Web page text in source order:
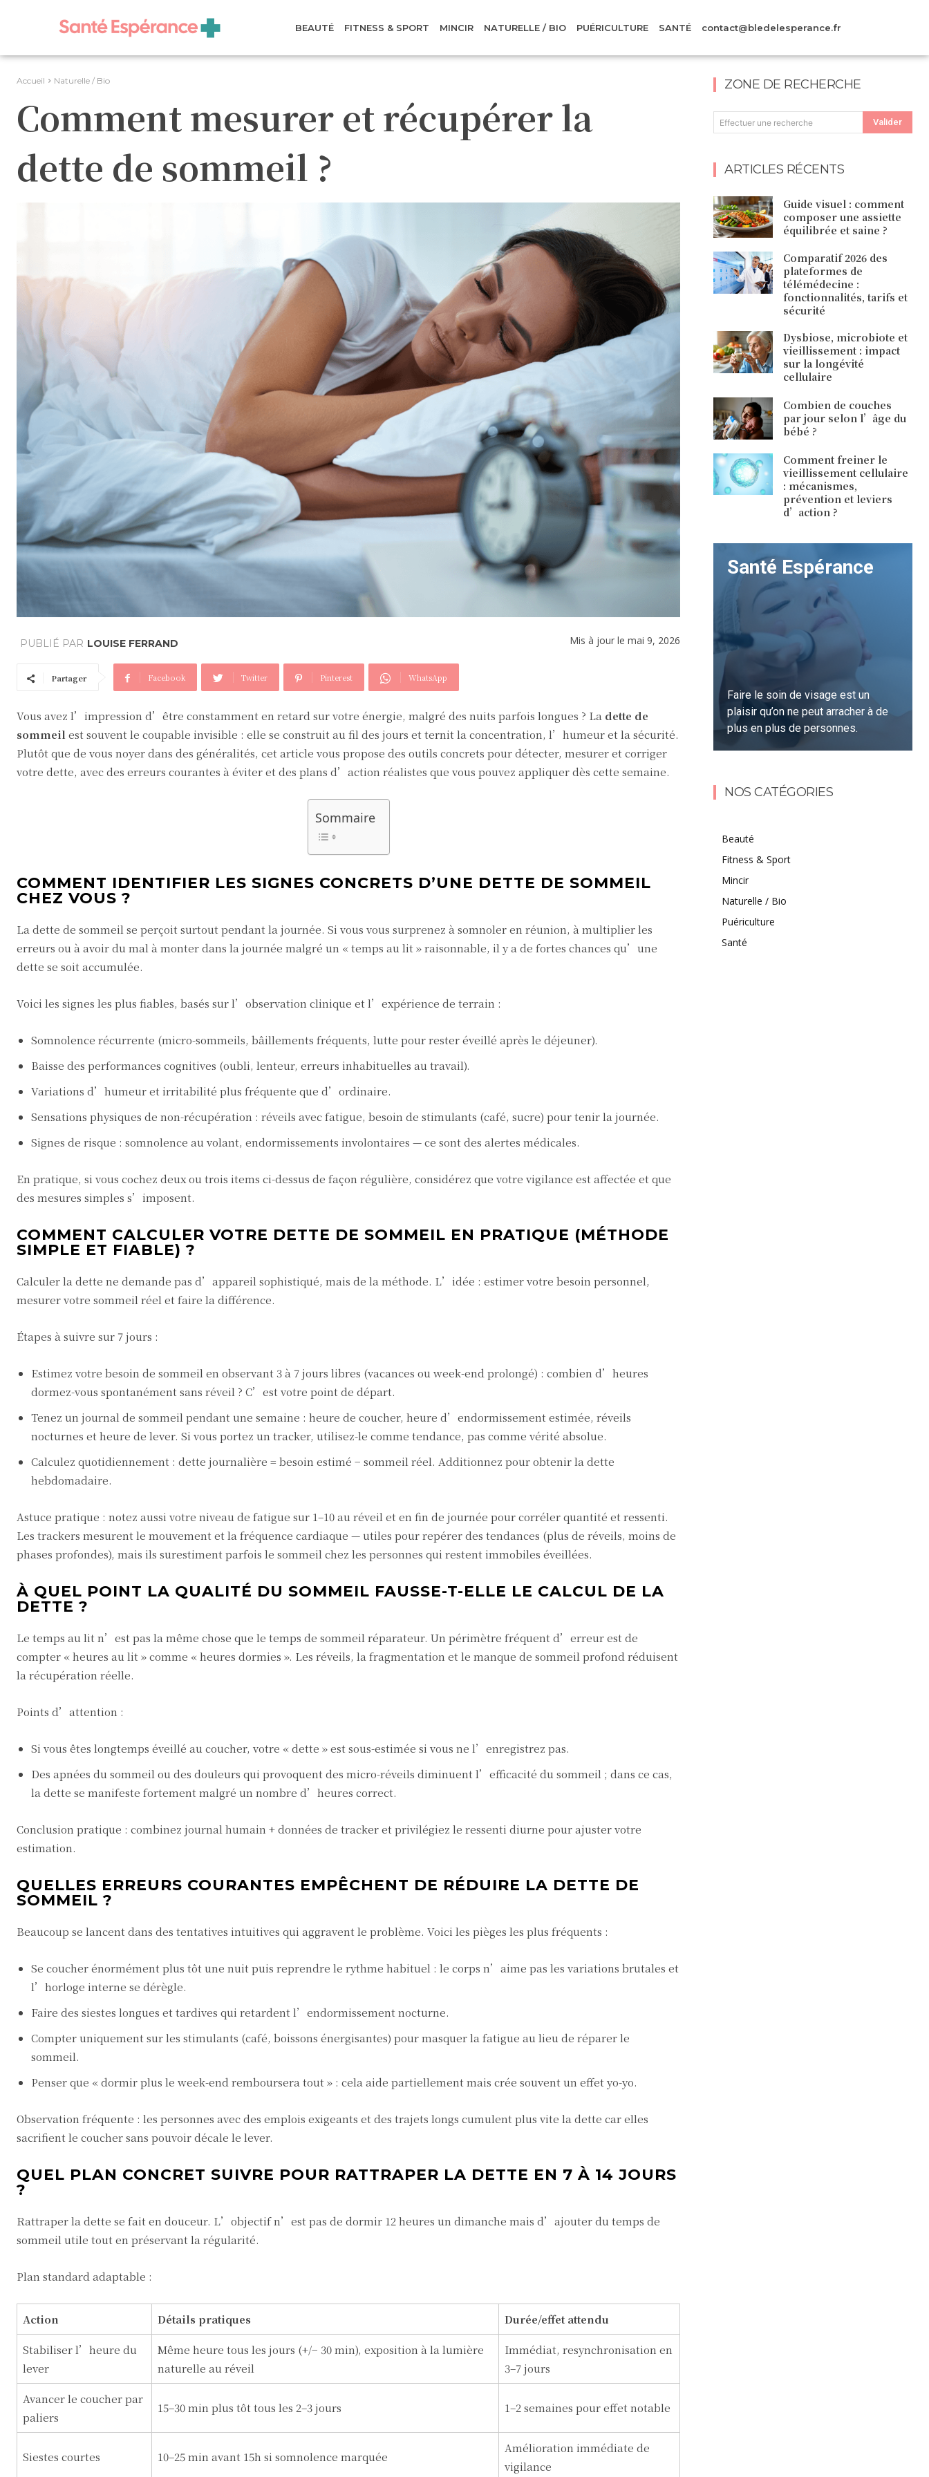
BEAUTÉ FITNESS & SPORT MINCIR NATURELLE / BIO PUÉRICULTURE SANTÉ contact@bledelesperance.fr
Accueil Naturelle / Bio
Comment mesurer et récupérer la
dette de sommeil ?
Mis à jour le mai 9, 2026
PUBLIÉ PAR LOUISE FERRAND
Partager Facebook Twitter Pinterest WhatsApp
Vous avez l’impression d’être constamment en retard sur votre énergie, malgré des nuits parfois longues ? La dette de
sommeil est souvent le coupable invisible : elle se construit au fil des jours et ternit la concentration, l’humeur et la sécurité.
Plutôt que de vous noyer dans des généralités, cet article vous propose des outils concrets pour détecter, mesurer et corriger
votre dette, avec des erreurs courantes à éviter et des plans d’action réalistes que vous pouvez appliquer dès cette semaine.
Sommaire
COMMENT IDENTIFIER LES SIGNES CONCRETS D’UNE DETTE DE SOMMEIL
CHEZ VOUS ?
La dette de sommeil se perçoit surtout pendant la journée. Si vous vous surprenez à somnoler en réunion, à multiplier les
erreurs ou à avoir du mal à monter dans la journée malgré un « temps au lit » raisonnable, il y a de fortes chances qu’une
dette se soit accumulée.
Voici les signes les plus fiables, basés sur l’observation clinique et l’expérience de terrain :
Somnolence récurrente (micro-sommeils, bâillements fréquents, lutte pour rester éveillé après le déjeuner).
Baisse des performances cognitives (oubli, lenteur, erreurs inhabituelles au travail).
Variations d’humeur et irritabilité plus fréquente que d’ordinaire.
Sensations physiques de non-récupération : réveils avec fatigue, besoin de stimulants (café, sucre) pour tenir la journée.
Signes de risque : somnolence au volant, endormissements involontaires — ce sont des alertes médicales.
En pratique, si vous cochez deux ou trois items ci-dessus de façon régulière, considérez que votre vigilance est affectée et que
des mesures simples s’imposent.
COMMENT CALCULER VOTRE DETTE DE SOMMEIL EN PRATIQUE (MÉTHODE
SIMPLE ET FIABLE) ?
Calculer la dette ne demande pas d’appareil sophistiqué, mais de la méthode. L’idée : estimer votre besoin personnel,
mesurer votre sommeil réel et faire la différence.
Étapes à suivre sur 7 jours :
Estimez votre besoin de sommeil en observant 3 à 7 jours libres (vacances ou week-end prolongé) : combien d’heures
dormez-vous spontanément sans réveil ? C’est votre point de départ.
Tenez un journal de sommeil pendant une semaine : heure de coucher, heure d’endormissement estimée, réveils
nocturnes et heure de lever. Si vous portez un tracker, utilisez-le comme tendance, pas comme vérité absolue.
Calculez quotidiennement : dette journalière = besoin estimé − sommeil réel. Additionnez pour obtenir la dette
hebdomadaire.
Astuce pratique : notez aussi votre niveau de fatigue sur 1–10 au réveil et en fin de journée pour corréler quantité et ressenti.
Les trackers mesurent le mouvement et la fréquence cardiaque — utiles pour repérer des tendances (plus de réveils, moins de
phases profondes), mais ils surestiment parfois le sommeil chez les personnes qui restent immobiles éveillées.
À QUEL POINT LA QUALITÉ DU SOMMEIL FAUSSE-T-ELLE LE CALCUL DE LA
DETTE ?
Le temps au lit n’est pas la même chose que le temps de sommeil réparateur. Un périmètre fréquent d’erreur est de
compter « heures au lit » comme « heures dormies ». Les réveils, la fragmentation et le manque de sommeil profond réduisent
la récupération réelle.
Points d’attention :
Si vous êtes longtemps éveillé au coucher, votre « dette » est sous-estimée si vous ne l’enregistrez pas.
Des apnées du sommeil ou des douleurs qui provoquent des micro-réveils diminuent l’efficacité du sommeil ; dans ce cas,
la dette se manifeste fortement malgré un nombre d’heures correct.
Conclusion pratique : combinez journal humain + données de tracker et privilégiez le ressenti diurne pour ajuster votre
estimation.
QUELLES ERREURS COURANTES EMPÊCHENT DE RÉDUIRE LA DETTE DE
SOMMEIL ?
Beaucoup se lancent dans des tentatives intuitives qui aggravent le problème. Voici les pièges les plus fréquents :
Se coucher énormément plus tôt une nuit puis reprendre le rythme habituel : le corps n’aime pas les variations brutales et
l’horloge interne se dérègle.
Faire des siestes longues et tardives qui retardent l’endormissement nocturne.
Compter uniquement sur les stimulants (café, boissons énergisantes) pour masquer la fatigue au lieu de réparer le
sommeil.
Penser que « dormir plus le week-end remboursera tout » : cela aide partiellement mais crée souvent un effet yo-yo.
Observation fréquente : les personnes avec des emplois exigeants et des trajets longs cumulent plus vite la dette car elles
sacrifient le coucher sans pouvoir décale le lever.
QUEL PLAN CONCRET SUIVRE POUR RATTRAPER LA DETTE EN 7 À 14 JOURS
?
Rattraper la dette se fait en douceur. L’objectif n’est pas de dormir 12 heures un dimanche mais d’ajouter du temps de
sommeil utile tout en préservant la régularité.
Plan standard adaptable :
Action Détails pratiques Durée/effet attendu
Stabiliser l’heure du
lever
Même heure tous les jours (+/− 30 min), exposition à la lumière
naturelle au réveil
Immédiat, resynchronisation en
3–7 jours
Avancer le coucher par
paliers
15–30 min plus tôt tous les 2–3 jours 1–2 semaines pour effet notable
Siestes courtes 10–25 min avant 15h si somnolence marquée
Amélioration immédiate de
vigilance
ZONE DE RECHERCHE
Effectuer une recherche Valider
ARTICLES RÉCENTS
Guide visuel : comment
composer une assiette
équilibrée et saine ?
Comparatif 2026 des
plateformes de
télémédecine :
fonctionnalités, tarifs et
sécurité
Dysbiose, microbiote et
vieillissement : impact
sur la longévité
cellulaire
Combien de couches
par jour selon l’âge du
bébé ?
Comment freiner le
vieillissement cellulaire
: mécanismes,
prévention et leviers
d’action ?
Santé Espérance
Faire le soin de visage est un
plaisir qu’on ne peut arracher à de
plus en plus de personnes.
NOS CATÉGORIES
Beauté
Fitness & Sport
Mincir
Naturelle / Bio
Puériculture
Santé